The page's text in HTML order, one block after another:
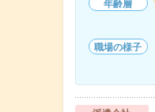
年齢層
職場の様子